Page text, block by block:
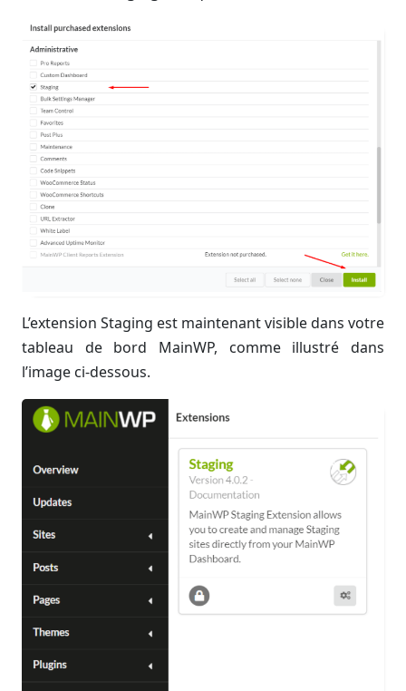
L’extension Staging est maintenant visible dans votre
tableau de bord MainWP, comme illustré dans
l’image ci-dessous.